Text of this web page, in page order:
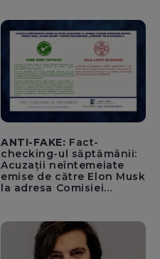
ANTI-FAKE: Fact-
checking-ul săptămânii:
Acuzații neîntemeiate
emise de către Elon Musk
la adresa Comisiei
pentru instaurarea
„cenzurii” pe platforma X